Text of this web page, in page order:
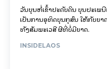
ວັນບຸນຫໍ່ເຂົ້າປະດັບດິນ ບຸນປະເພ
ເປັນການອຸທິດບຸນກຸສົນ ໃຫ້ກັບຍ
ທັງສັມພະເວສີ ຜີທີ່ບໍ່ມີຍາດ.
INSIDELAOS